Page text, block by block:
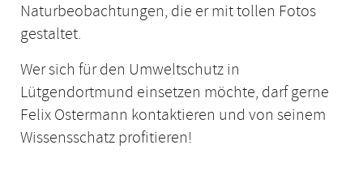
Naturbeobachtungen, die er mit tollen Fotos
gestaltet.
Wer sich für den Umweltschutz in
Lütgendortmund einsetzen möchte, darf gerne
Felix Ostermann kontaktieren und von seinem
Wissensschatz profitieren!